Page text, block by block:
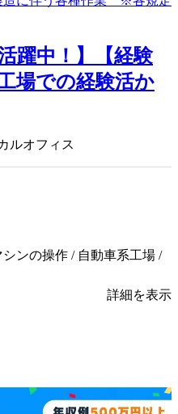
躍中！】【経験
場での経験活か
ルオフィス
ンの操作 / 自動車系工場 /
詳細を表示